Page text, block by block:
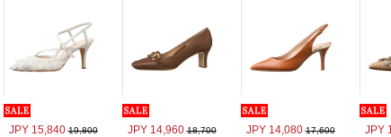
JPY 15,84019,800 JPY 14,96018,700 JPY 14,08017,600 JPY